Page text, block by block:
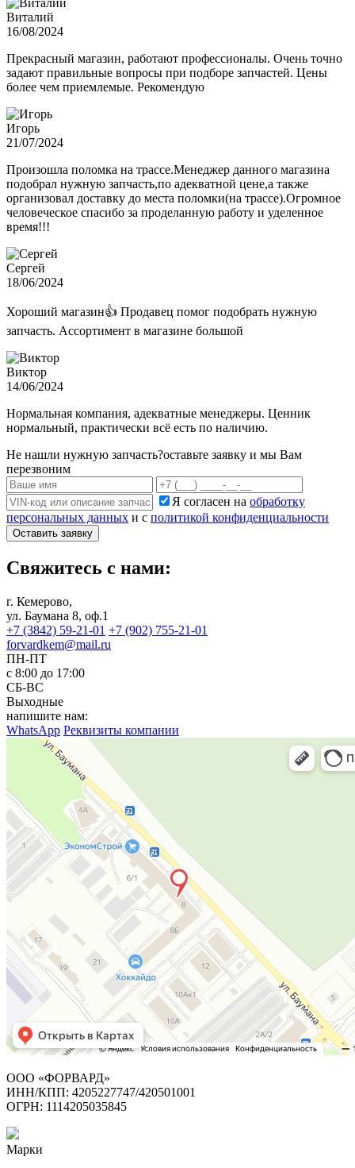
Виталий
16/08/2024
Прекрасный магазин, работают профессионалы. Очень точно
задают правильные вопросы при подборе запчастей. Цены
более чем приемлемые. Рекомендую
Игорь
21/07/2024
Произошла поломка на трассе.Менеджер данного магазина
подобрал нужную запчасть,по адекватной цене,а также
организовал доставку до места поломки(на трассе).Огромное
человеческое спасибо за проделанную работу и уделенное
время!!!
Сергей
18/06/2024
Хороший магазин👍 Продавец помог подобрать нужную
запчасть. Ассортимент в магазине большой
Виктор
14/06/2024
Нормальная компания, адекватные менеджеры. Ценник
нормальный, практически всё есть по наличию.
Не нашли нужную запчасть?оставьте заявку и мы Вам
перезвоним
Я согласен на обработку
персональных данных и с политикой конфиденциальности
Оставить заявку
Свяжитесь с нами:
г. Кемерово,
ул. Баумана 8, оф.1
+7 (3842) 59-21-01 +7 (902) 755-21-01
forvardkem@mail.ru
ПН-ПТ
с 8:00 до 17:00
СБ-ВС
Выходные
напишите нам:
WhatsApp Реквизиты компании
ООО «ФОРВАРД»
ИНН/КПП: 4205227747/420501001
ОГРН: 1114205035845
Марки